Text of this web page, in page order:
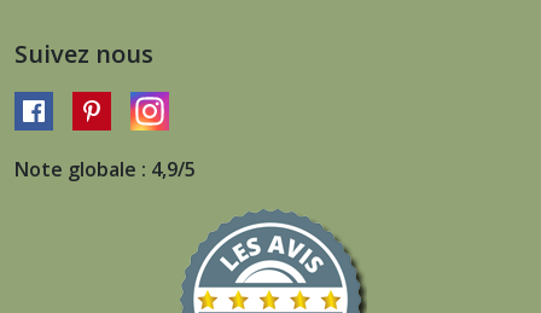
Suivez nous
Note globale : 4,9/5